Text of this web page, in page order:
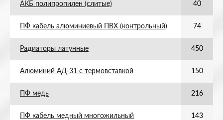
АКБ полипропилен (слитые) 40
ПФ кабель алюминиевый ПВХ (контрольный) 74
Радиаторы латунные 450
Алюминий АД-31 с термовставкой 150
ПФ медь 216
ПФ кабель медный многожильный 143